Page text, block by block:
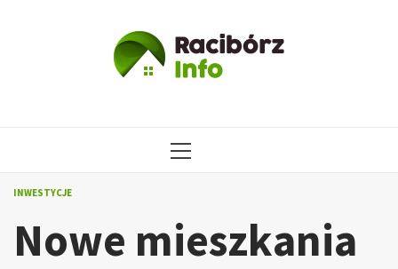
MENU
INWESTYCJE
Nowe mieszkania